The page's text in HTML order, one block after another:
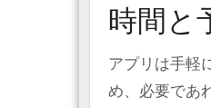
時間と
アプリは手軽
め、必要であ